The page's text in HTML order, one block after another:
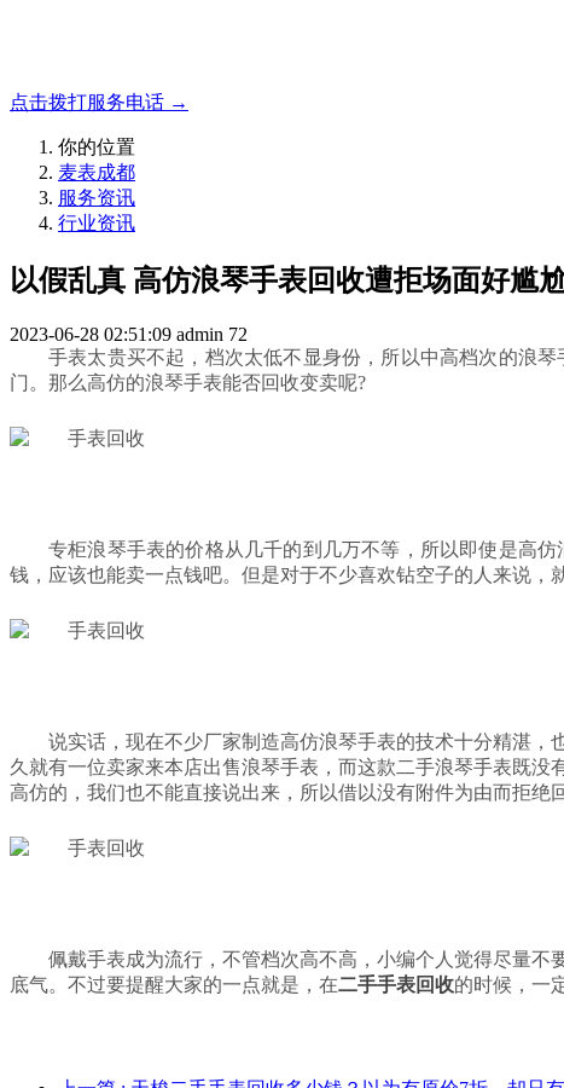
点击拨打服务电话 →
你的位置
麦表成都
服务资讯
行业资讯
以假乱真 高仿浪琴手表回收遭拒场面好尴
2023-06-28 02:51:09 admin 72
手表太贵买不起，档次太低不显身份，所以中高档次的浪
门。那么高仿的浪琴手表能否回收变卖呢?
专柜浪琴手表的价格从几千的到几万不等，所以即使是高
钱，应该也能卖一点钱吧。但是对于不少喜欢钻空子的人来说
说实话，现在不少厂家制造高仿浪琴手表的技术十分精湛
久就有一位卖家来本店出售浪琴手表，而这款二手浪琴手表既
高仿的，我们也不能直接说出来，所以借以没有附件为由而拒绝
佩戴手表成为流行，不管档次高不高，小编个人觉得尽量
底气。不过要提醒大家的一点就是，在二手手表回收的时候，一